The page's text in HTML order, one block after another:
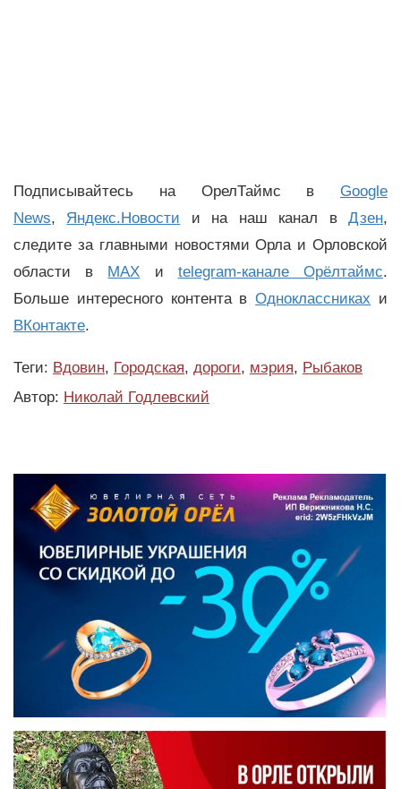
Подписывайтесь на ОрелТаймс в Google
News, Яндекс.Новости и на наш канал вДзен,
следите за главными новостями Орла и Орловской
области в MAX и telegram-канале Орёлтаймс.
Больше интересного контента вОдноклассниках и
ВКонтакте.
Теги: Вдовин, Городская, дороги, мэрия, Рыбаков
Автор: Николай Годлевский